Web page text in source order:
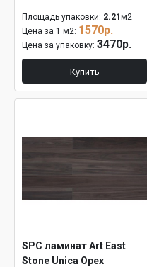
Площадь упаковки: 2.21 м2
Цена за 1 м2: 1570р.
Цена за упаковку: 3470р.
Купить
SPC ламинат Art East
Stone Unica Орех